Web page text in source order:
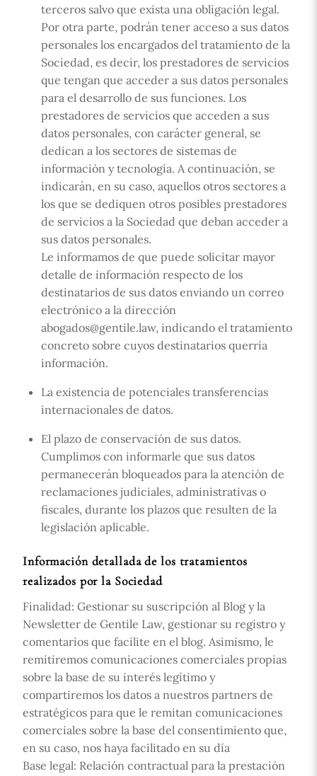
terceros salvo que exista una obligación legal.
Por otra parte, podrán tener acceso a sus datos
personales los encargados del tratamiento de la
Sociedad, es decir, los prestadores de servicios
que tengan que acceder a sus datos personales
para el desarrollo de sus funciones. Los
prestadores de servicios que acceden a sus
datos personales, con carácter general, se
dedican a los sectores de sistemas de
información y tecnología. A continuación, se
indicarán, en su caso, aquellos otros sectores a
los que se dediquen otros posibles prestadores
de servicios a la Sociedad que deban acceder a
sus datos personales.
Le informamos de que puede solicitar mayor
detalle de información respecto de los
destinatarios de sus datos enviando un correo
electrónico a la dirección
abogados@gentile.law, indicando el tratamiento
concreto sobre cuyos destinatarios querría
información.
La existencia de potenciales transferencias
internacionales de datos.
El plazo de conservación de sus datos.
Cumplimos con informarle que sus datos
permanecerán bloqueados para la atención de
reclamaciones judiciales, administrativas o
fiscales, durante los plazos que resulten de la
legislación aplicable.
Información detallada de los tratamientos
realizados por la Sociedad
Finalidad: Gestionar su suscripción al Blog y la
Newsletter de Gentile Law, gestionar su registro y
comentarios que facilite en el blog. Asimismo, le
remitiremos comunicaciones comerciales propias
sobre la base de su interés legítimo y
compartiremos los datos a nuestros partners de
estratégicos para que le remitan comunicaciones
comerciales sobre la base del consentimiento que,
en su caso, nos haya facilitado en su día
Base legal: Relación contractual para la prestación